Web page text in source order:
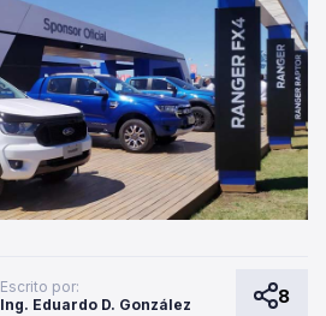
Escrito por:
Ing. Eduardo D. González
8